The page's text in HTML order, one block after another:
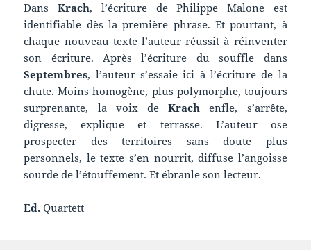
DansKrach, l’écriture de Philippe Malone est
identifiable dès la première phrase. Et pourtant, à
chaque nouveau texte l’auteur réussit à réinventer
son écriture. Après l’écriture du souffle dans
Septembres, l’auteur s’essaie ici à l’écriture de la
chute. Moins homogène, plus polymorphe, toujours
surprenante, la voix deKrach enfle, s’arrête,
digresse, explique et terrasse. L’auteur ose
prospecter des territoires sans doute plus
personnels, le texte s’en nourrit, diffuse l’angoisse
sourde de l’étouffement. Et ébranle son lecteur.
Ed. Quartett